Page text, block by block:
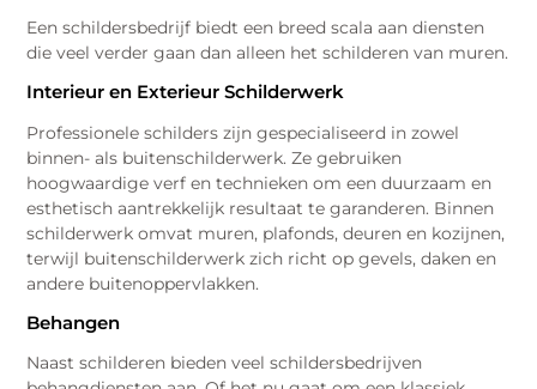
Een schildersbedrijf biedt een breed scala aan diensten
die veel verder gaan dan alleen het schilderen van muren.
Interieur en Exterieur Schilderwerk
Professionele schilders zijn gespecialiseerd in zowel
binnen- als buitenschilderwerk. Ze gebruiken
hoogwaardige verf en technieken om een duurzaam en
esthetisch aantrekkelijk resultaat te garanderen. Binnen
schilderwerk omvat muren, plafonds, deuren en kozijnen,
terwijl buitenschilderwerk zich richt op gevels, daken en
andere buitenoppervlakken.
Behangen
Naast schilderen bieden veel schildersbedrijven